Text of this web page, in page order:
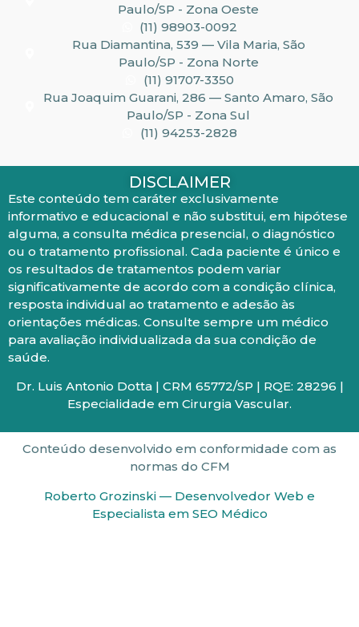
Paulo/SP - Zona Oeste
(11) 98903-0092
Rua Diamantina, 539 — Vila Maria, São
Paulo/SP - Zona Norte
(11) 91707-3350
Rua Joaquim Guarani, 286 — Santo Amaro, São
Paulo/SP - Zona Sul
(11) 94253-2828
DISCLAIMER
Este conteúdo tem caráter exclusivamente
informativo e educacional e não substitui, em hipótese
alguma, a consulta médica presencial, o diagnóstico
ou o tratamento profissional. Cada paciente é único e
os resultados de tratamentos podem variar
significativamente de acordo com a condição clínica,
resposta individual ao tratamento e adesão às
orientações médicas. Consulte sempre um médico
para avaliação individualizada da sua condição de
saúde.
Dr. Luis Antonio Dotta | CRM 65772/SP | RQE: 28296 |
Especialidade em Cirurgia Vascular.
Conteúdo desenvolvido em conformidade com as
normas do CFM
Roberto Grozinski — Desenvolvedor Web e
Especialista em SEO Médico